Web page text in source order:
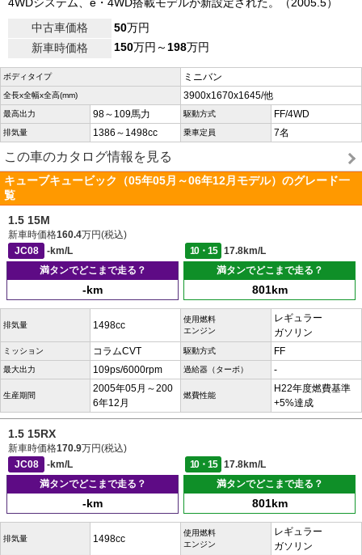
4WDシステム、e・4WD搭載モデルが新設定された。（2005.5）
中古車価格
50万円
新車時価格
150万円～198万円
ボディタイプ ミニバン
全長x全幅x全高(mm) 3900x1670x1645/他
最高出力 98～109馬力 駆動方式 FF/4WD
排気量 1386～1498cc 乗車定員 7名
この車のカタログ情報を見る
キューブキュービック（05年05月～06年12月モデル）のグレード一
覧
1.5 15M
新車時価格160.4万円(税込)
JC08
-km/L 10・15
17.8km/L
満タンでどこまで走る？
-km
満タンでどこまで走る？
801km
排気量 1498cc
使用燃料
エンジン
レギュラー
ガソリン
ミッション コラムCVT 駆動方式 FF
最大出力 109ps/6000rpm 過給器（ターボ） -
生産期間
2005年05月～200
6年12月
燃費性能
H22年度燃費基準
+5%達成
1.5 15RX
新車時価格170.9万円(税込)
JC08
-km/L 10・15
17.8km/L
満タンでどこまで走る？
-km
満タンでどこまで走る？
801km
排気量 1498cc
使用燃料
エンジン
レギュラー
ガソリン